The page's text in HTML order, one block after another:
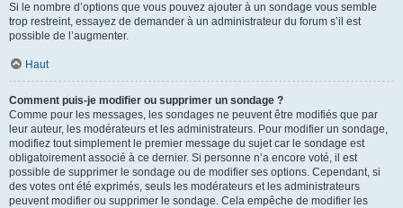
Si le nombre d’options que vous pouvez ajouter à un sondage vous semble
trop restreint, essayez de demander à un administrateur du forum s’il est
possible de l’augmenter.
Haut
Comment puis-je modifier ou supprimer un sondage ?
Comme pour les messages, les sondages ne peuvent être modifiés que par
leur auteur, les modérateurs et les administrateurs. Pour modifier un sondage,
modifiez tout simplement le premier message du sujet car le sondage est
obligatoirement associé à ce dernier. Si personne n’a encore voté, il est
possible de supprimer le sondage ou de modifier ses options. Cependant, si
des votes ont été exprimés, seuls les modérateurs et les administrateurs
peuvent modifier ou supprimer le sondage. Cela empêche de modifier les